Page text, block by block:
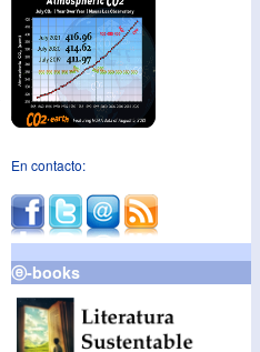
En contacto:
ⓔ-books